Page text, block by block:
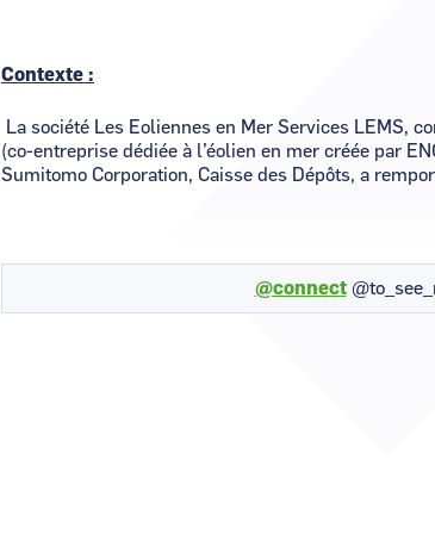
Contexte :
La société Les Eoliennes en Mer Services LEMS,
(co-entreprise dédiée à l’éolien en mer créée par
Sumitomo Corporation, Caisse des Dépôts, a
@connect